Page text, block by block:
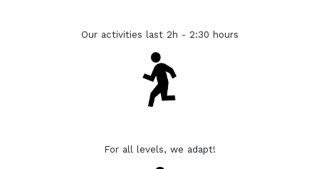
Our activities last 2h - 2:30 hours
For all levels, we adapt!